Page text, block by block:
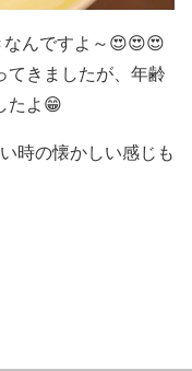
んですよ～😍😍😍
てきましたが、年齢
たよ😁
時の懐かしい感じも